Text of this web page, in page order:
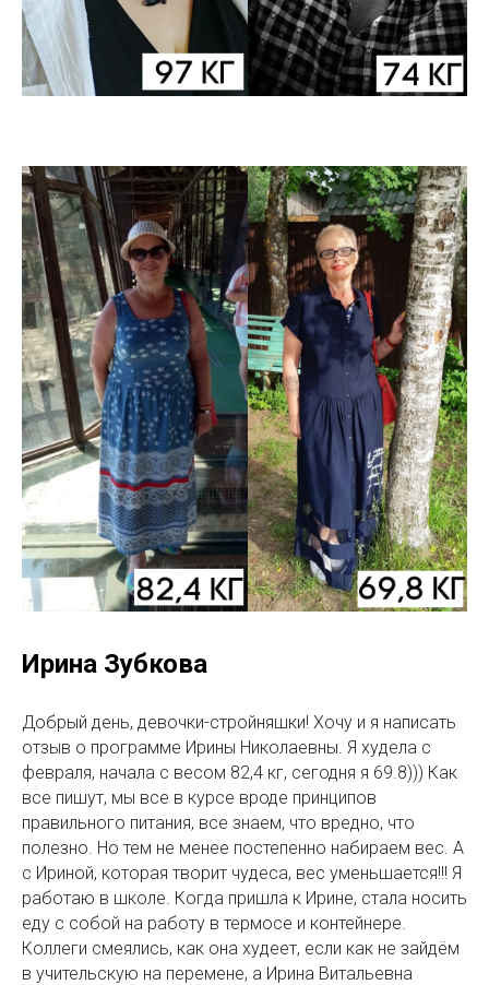
Ирина Зубкова
Добрый день, девочки-стройняшки! Хочу и я написать
отзыв о программе Ирины Николаевны. Я худела с
февраля, начала с весом 82,4 кг, сегодня я 69.8))) Как
все пишут, мы все в курсе вроде принципов
правильного питания, все знаем, что вредно, что
полезно. Но тем не менее постепенно набираем вес. А
с Ириной, которая творит чудеса, вес уменьшается!!! Я
работаю в школе. Когда пришла к Ирине, стала носить
еду с собой на работу в термосе и контейнере.
Коллеги смеялись, как она худеет, если как не зайдём
в учительскую на перемене, а Ирина Витальевна